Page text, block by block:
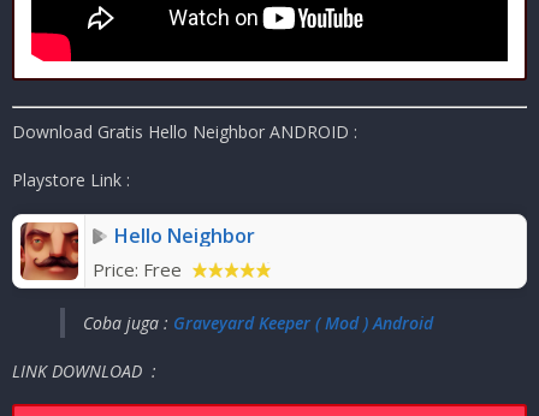
Download Gratis Hello Neighbor ANDROID :
Playstore Link :
Hello Neighbor
Price: Free
Coba juga : Graveyard Keeper ( Mod ) Android
LINK DOWNLOAD :